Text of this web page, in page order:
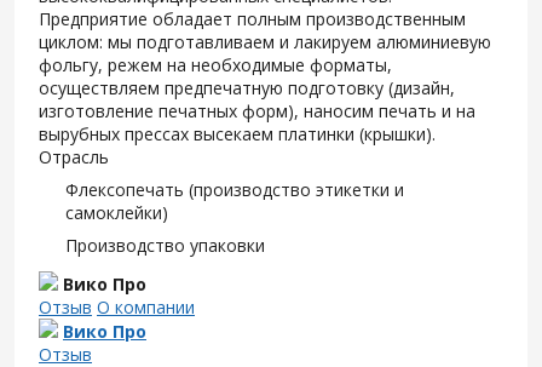
Предприятие обладает полным производственным
циклом: мы подготавливаем и лакируем алюминиевую
фольгу, режем на необходимые форматы,
осуществляем предпечатную подготовку (дизайн,
изготовление печатных форм), наносим печать и на
вырубных прессах высекаем платинки (крышки).
Отрасль
Флексопечать (производство этикетки и
самоклейки)
Производство упаковки
Вико Про
Отзыв О компании
Вико Про
Отзыв